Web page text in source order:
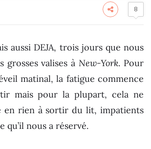
8
aussi DEJA, trois jours que nous
grosses valises àNew-York. Pour
matinal, la fatigue commence
mais pour la plupart, cela ne
en rien à sortir du lit, impatients
qu’il nous a réservé.